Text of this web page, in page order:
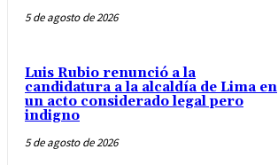
5 de agosto de 2026
Luis Rubio renunció a la
candidatura a la alcaldía de Lima en
un acto considerado legal pero
indigno
5 de agosto de 2026